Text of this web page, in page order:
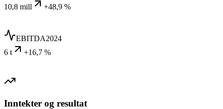
10,8 mill
+48,9 %
EBITDA2024
6 t
+16,7 %
Inntekter og resultat